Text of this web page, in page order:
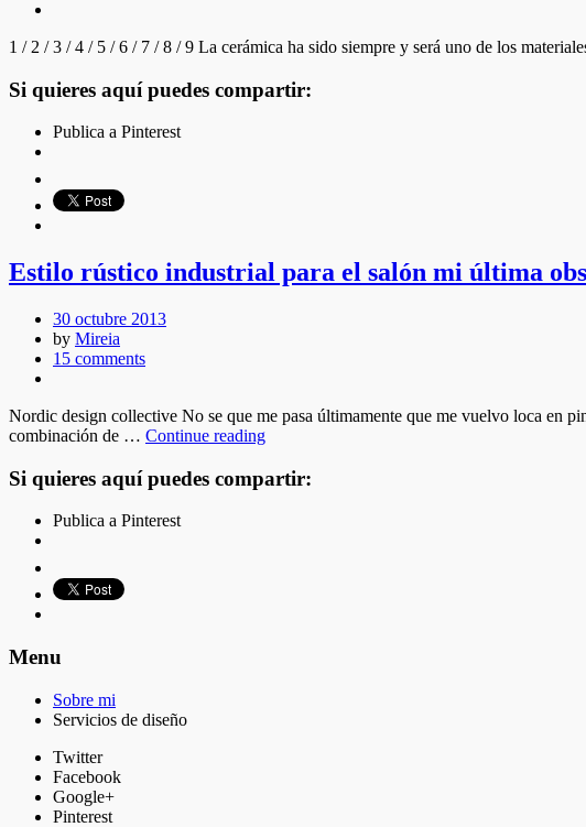
1 / 2 / 3 / 4 / 5 / 6 / 7 / 8 / 9 La cerámica ha sido siempre y será uno de los
Si quieres aquí puedes compartir:
Publica a Pinterest
Estilo rústico industrial para el salón mi última
30 octubre 2013
by Mireia
15 comments
Nordic design collective No se que me pasa últimamente que me vuelvo loca en
combinación de … Continue reading
Si quieres aquí puedes compartir:
Publica a Pinterest
Menu
Sobre mi
Servicios de diseño
Twitter
Facebook
Google+
Pinterest